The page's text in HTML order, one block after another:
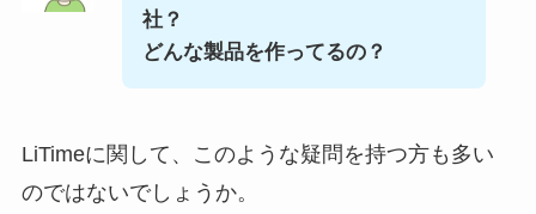
社？
どんな製品を作ってるの？
LiTimeに関して、このような疑問を持つ方も多い
のではないでしょうか。